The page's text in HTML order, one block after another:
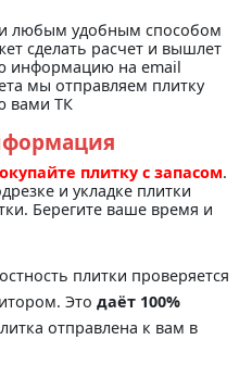
любым удобным способом
сделать расчет и вышлет
информацию на email
мы отправляем плитку
вами ТК
плитку с запасом.
и укладке плитки
Берегите ваше время и
плитки проверяется
Это даёт 100%
отправлена к вам в